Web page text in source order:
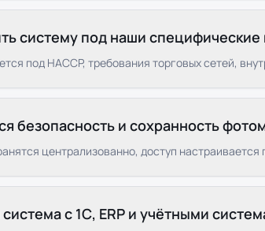
систему под наши
под HACCP, требования торговых сетей,
безопасность и сохранность
централизованно, доступ
с 1С, ERP и учётными